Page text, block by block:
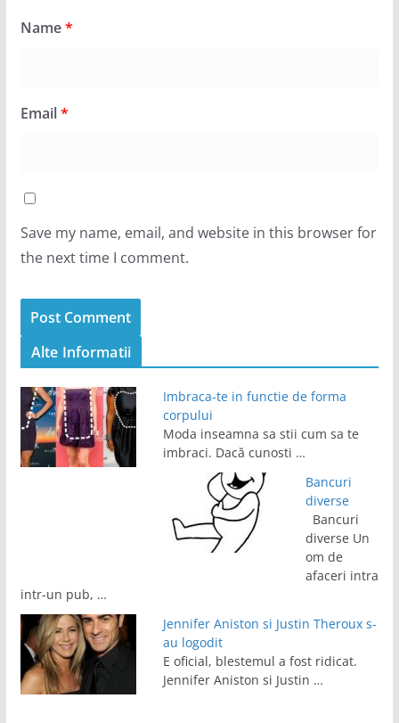
Name*
Email*
Save my name, email, and website in this browser for
the next time I comment.
Alte Informatii
Imbraca-te in functie de forma
corpului
Moda inseamna sa stii cum sa te
imbraci. Dacă cunosti …
Bancuri
diverse
Bancuri
diverse Un
om de
afaceri intra
intr-un pub, …
Jennifer Aniston si Justin Theroux s-
au logodit
E oficial, blestemul a fost ridicat.
Jennifer Aniston si Justin …